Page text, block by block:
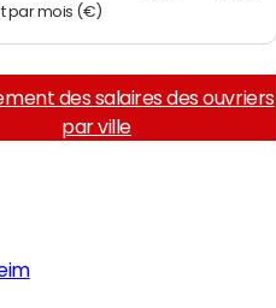
par mois (€)
des salaires des ouvriers
par ville